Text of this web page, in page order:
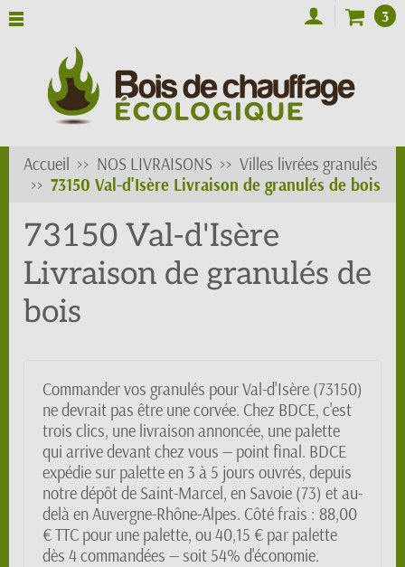
3
Accueil NOS LIVRAISONS
Villes livrées granulés
73150 Val-d'Isère Livraison de granulés de bois
73150 Val-d'Isère
Livraison de granulés de
bois
Commander vos granulés pour Val-d'Isère (73150)
ne devrait pas être une corvée. Chez BDCE, c'est
trois clics, une livraison annoncée, une palette
qui arrive devant chez vous — point final. BDCE
expédie sur palette en 3 à 5 jours ouvrés, depuis
notre dépôt de Saint-Marcel, en Savoie (73) et au-
delà en Auvergne-Rhône-Alpes. Côté frais : 88,00
€ TTC pour une palette, ou 40,15 € par palette
dès 4 commandées — soit 54% d'économie.